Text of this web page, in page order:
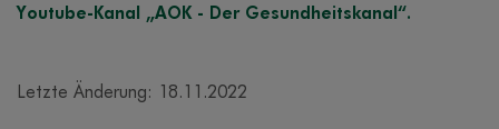
Youtube-Kanal „AOK - Der Gesundheitskanal“.
Letzte Änderung: 18.11.2022